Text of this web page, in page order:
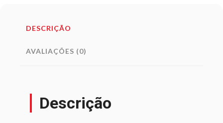
DESCRIÇÃO
AVALIAÇÕES (0)
Descrição